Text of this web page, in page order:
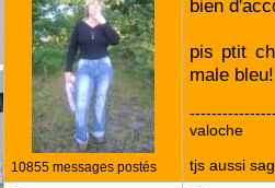
10855 messages postés
bien
pis ptit
male
valoche
tjs aussi